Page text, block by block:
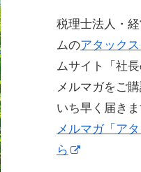
税理士法人・
ムのアタック
ムサイト「社長
メルマガをご
いち早く届き
メルマガ「ア
ら